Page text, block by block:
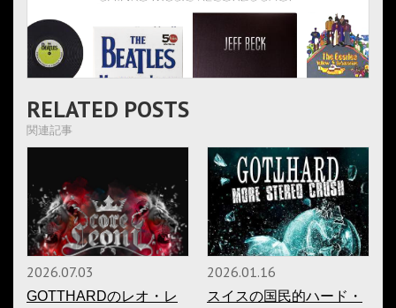
RELATED POSTS
関連記事
2026.07.03
GOTTHARDのレオ・レ
2026.01.16
スイスの国民的ハード・